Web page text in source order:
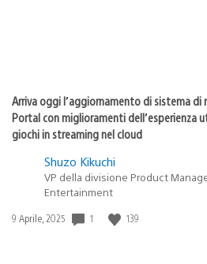
Arriva oggi l’aggiornamento di sistema
Portal con miglioramenti dell’esperienza
giochi in streaming nel cloud
Shuzo Kikuchi
VP della divisione Product
Entertainment
Data
9 Aprile, 2025 1 139